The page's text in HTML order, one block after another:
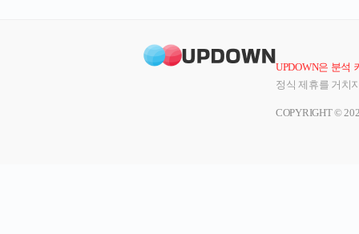
UPDOWN은 분석
정식 제휴를 거치
COPYRIGHT ©